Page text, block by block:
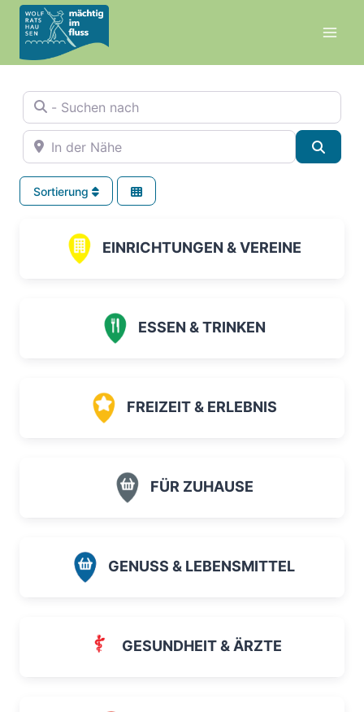
Zum
Inhalt
springen
- Suchen nach
In der Nähe
Sortierung
EINRICHTUNGEN & VEREINE
ESSEN & TRINKEN
FREIZEIT & ERLEBNIS
FÜR ZUHAUSE
GENUSS & LEBENSMITTEL
GESUNDHEIT & ÄRZTE